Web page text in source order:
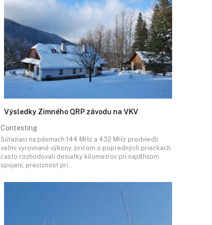
Výsledky Zimného QRP závodu na VKV
Contesting
Súťažiaci na pásmach 144 MHz a 432 MHz predviedli
veľmi vyrovnané výkony, pričom o popredných priečkach
často rozhodovali desiatky kilometrov pri najdlhšom
spojení, precíznosť pri…